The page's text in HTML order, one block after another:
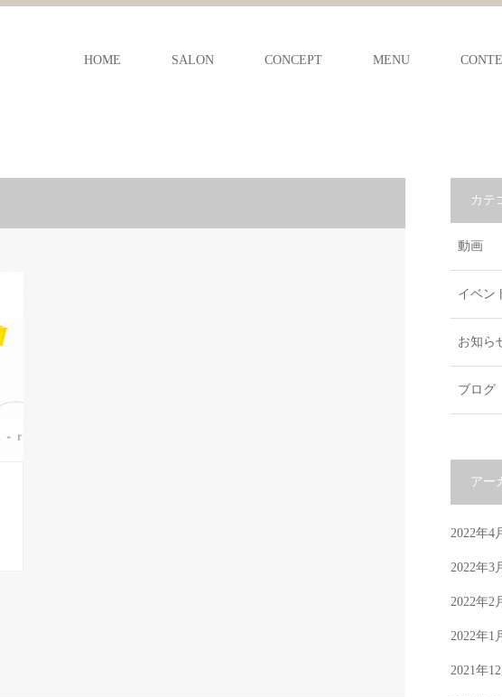
HOME SALON CONCEPT MENU
カテ
動画
イベン
お知ら
ブログ
アー
2022年4
2022年3
2022年2
2022年1
2021年12